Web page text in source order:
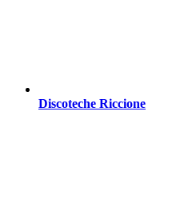
Discoteche Riccione